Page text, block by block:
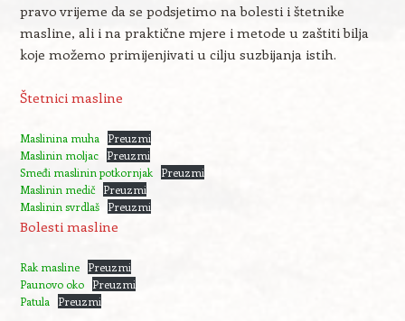
pravo vrijeme da se podsjetimo na bolesti i štetnike
masline, ali i na praktične mjere i metode u zaštiti bilja
koje možemo primijenjivati u cilju suzbijanja istih.
Štetnici masline
Maslinina muha
Preuzmi
Maslinin moljac
Preuzmi
Smeđi maslinin potkornjak
Preuzmi
Maslinin medič
Preuzmi
Maslinin svrdlaš
Preuzmi
Bolesti masline
Rak masline
Preuzmi
Paunovo oko
Preuzmi
Patula
Preuzmi